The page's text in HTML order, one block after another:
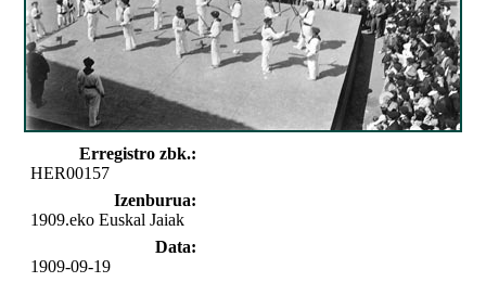
Erregistro zbk.:
HER00157
Izenburua:
1909.eko Euskal Jaiak
Data:
1909-09-19